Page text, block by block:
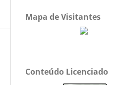
Mapa de Visitantes
Conteúdo Licenciado